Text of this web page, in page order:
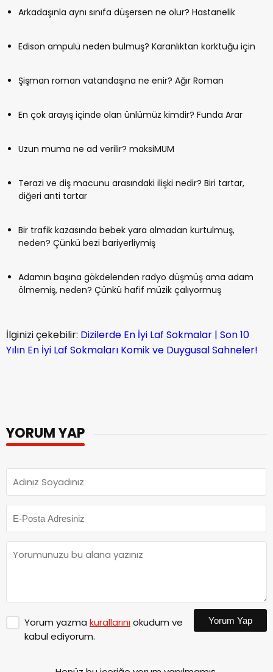
Arkadaşınla aynı sınıfa düşersen ne olur? Hastanelik
Edison ampulü neden bulmuş? Karanlıktan korktuğu için
Şişman roman vatandaşına ne enir? Ağır Roman
En çok arayış içinde olan ünlümüz kimdir? Funda Arar
Uzun muma ne ad verilir? maksiMUM
Terazi ve diş macunu arasındaki ilişki nedir? Biri tartar,
diğeri anti tartar
Bir trafik kazasında bebek yara almadan kurtulmuş,
neden? Çünkü bezi bariyerliymiş
Adamın başına gökdelenden radyo düşmüş ama adam
ölmemiş, neden? Çünkü hafif müzik çalıyormuş
İlginizi çekebilir: Dizilerde En İyi Laf Sokmalar | Son 10
Yılın En İyi Laf Sokmaları Komik ve Duygusal Sahneler!
YORUM YAP
Yorum yazma kurallarınıokudum ve
kabul ediyorum.
Yorum Yap